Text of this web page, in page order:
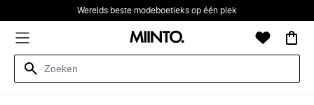
Werelds beste modeboetieks op één plek